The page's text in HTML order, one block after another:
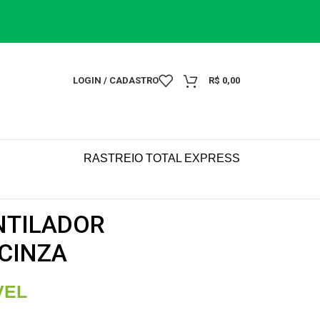
LOGIN / CADASTRO R$ 0,00
RASTREIO TOTAL EXPRESS